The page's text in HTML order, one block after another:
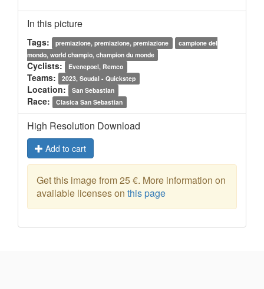
In this picture
Tags: premiazione, premiazione, premiazione
campione del
mondo, world champio, champion du monde
Cyclists: Evenepoel, Remco
Teams: 2023, Soudal - Quickstep
Location: San Sebastian
Race: Clasica San Sebastian
High Resolution Download
Add to cart
Get this image from 25 €. More information on
available licenses on this page